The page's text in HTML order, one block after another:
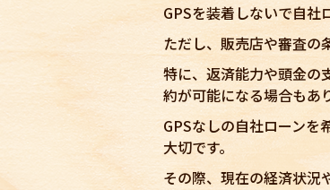
GPSを装着しないで自社
ただし、販売店や審査の
特に、返済能力や頭金の
約が可能になる場合もあ
GPSなしの自社ローン
大切です。
その際、現在の経済状況